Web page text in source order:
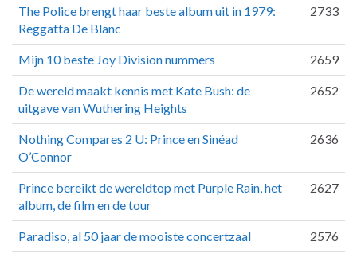
The Police brengt haar beste album uit in 1979:
Reggatta De Blanc
2733
Mijn 10 beste Joy Division nummers 2659
De wereld maakt kennis met Kate Bush: de
uitgave van Wuthering Heights
2652
Nothing Compares 2 U: Prince en Sinéad
O’Connor
2636
Prince bereikt de wereldtop met Purple Rain, het
album, de film en de tour
2627
Paradiso, al 50 jaar de mooiste concertzaal 2576